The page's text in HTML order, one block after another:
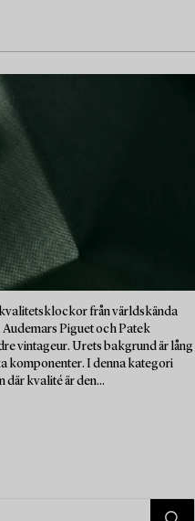
från världskända
Piguet och Patek
vintageur. Urets bakgrund är lång
komponenter. I denna kategori
kvalité är den...